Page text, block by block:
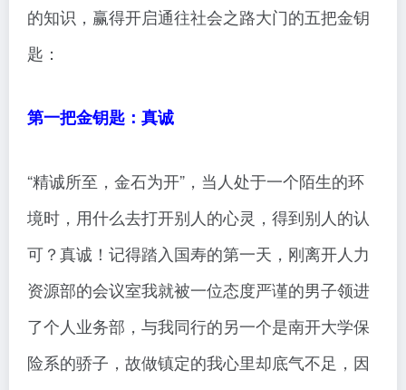
的知识，赢得开启通往社会之路大门的五把金钥
匙：
第一把金钥匙：真诚
“精诚所至，金石为开”，当人处于一个陌生的环
境时，用什么去打开别人的心灵，得到别人的认
可？真诚！记得踏入国寿的第一天，刚离开人力
资源部的会议室我就被一位态度严谨的男子领进
了个人业务部，与我同行的另一个是南开大学保
险系的骄子，故做镇定的我心里却底气不足，因